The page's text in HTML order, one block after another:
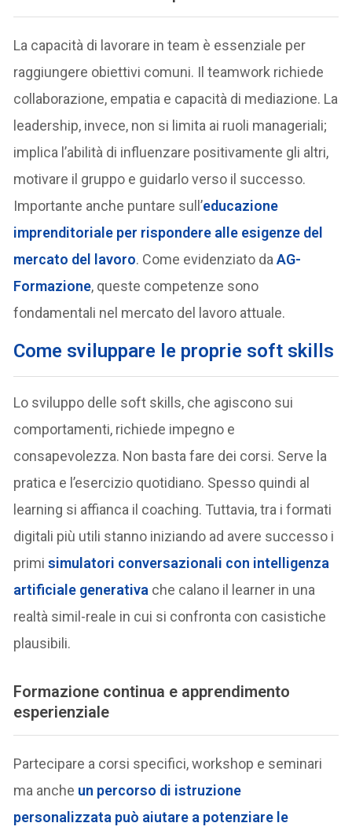
La capacità di lavorare in team è essenziale per
raggiungere obiettivi comuni. Il teamwork richiede
collaborazione, empatia e capacità di mediazione. La
leadership, invece, non si limita ai ruoli manageriali;
implica l’abilità di influenzare positivamente gli altri,
motivare il gruppo e guidarlo verso il successo.
Importante anche puntare sull’educazione
imprenditoriale per rispondere alle esigenze del
mercato del lavoro. Come evidenziato daAG-
Formazione, queste competenze sono
fondamentali nel mercato del lavoro attuale.
Come sviluppare le proprie soft skills
Lo sviluppo delle soft skills, che agiscono sui
comportamenti, richiede impegno e
consapevolezza. Non basta fare dei corsi. Serve la
pratica e l’esercizio quotidiano. Spesso quindi al
learning si affianca il coaching. Tuttavia, tra i formati
digitali più utili stanno iniziando ad avere successo i
primisimulatori conversazionali con intelligenza
artificiale generativa che calano il learner in una
realtà simil-reale in cui si confronta con casistiche
plausibili.
Formazione continua e apprendimento
esperienziale
Partecipare a corsi specifici, workshop e seminari
ma anche un percorso di istruzione
personalizzata può aiutare a potenziare le